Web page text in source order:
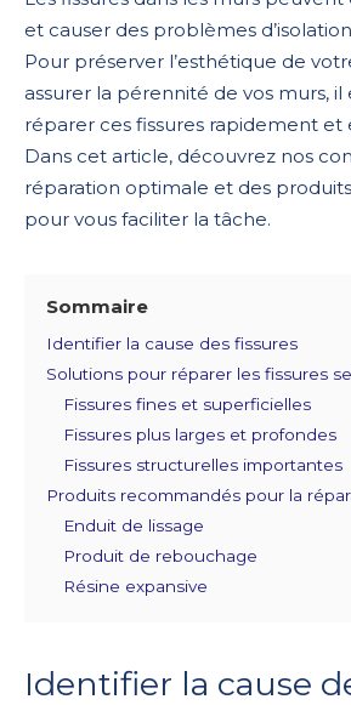
et causer des problèmes
Pour préserver l’esthétique de
assurer la pérennité de vos murs, il
réparer ces fissures rapidement et
Dans cet article, découvrez nos
réparation optimale et des
pour vous faciliter la tâche.
Sommaire
Identifier la cause des fissures
Solutions pour réparer les fissures
Fissures fines et superficielles
Fissures plus larges et profondes
Fissures structurelles importantes
Produits recommandés pour la
Enduit de lissage
Produit de rebouchage
Résine expansive
Identifier la cause